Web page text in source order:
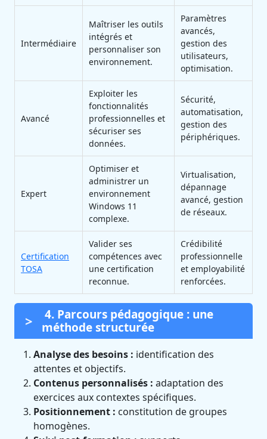
Intermédiaire
Maîtriser les outils
intégrés et
personnaliser son
environnement.
Paramètres
avancés,
gestion des
utilisateurs,
optimisation.
Avancé
Exploiter les
fonctionnalités
professionnelles et
sécuriser ses
données.
Sécurité,
automatisation,
gestion des
périphériques.
Expert
Optimiser et
administrer un
environnement
Windows 11
complexe.
Virtualisation,
dépannage
avancé, gestion
de réseaux.
Certification
TOSA
Valider ses
compétences avec
une certification
reconnue.
Crédibilité
professionnelle
et employabilité
renforcées.
4. Parcours pédagogique : une
méthode structurée
Analyse des besoins : identification des
attentes et objectifs.
Contenus personnalisés : adaptation des
exercices aux contextes spécifiques.
Positionnement : constitution de groupes
homogènes.